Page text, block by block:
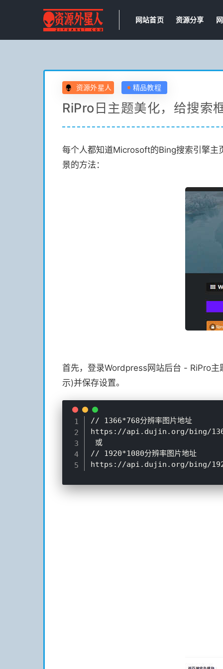
网站首页 资源分享
资源外星人 精品教程
RiPro日主题美化，给搜索
每个人都知道Microsoft的Bing搜索引擎主
景的方法：
首先，登录Wordpress网站后台 - RiPro
示)并保存设置。
// 1366*768分辨率图片地址
https://api.dujin.org/bing/
或
// 1920*1080分辨率图片地址